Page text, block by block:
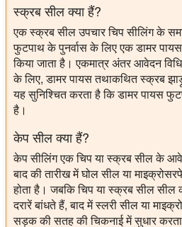
स्क्रब सील क्या हैं?
एक स्क्रब सील उपचार चिप सीलिंग के
फुटपाथ के पुनर्वास के लिए एक डामर
किया जाता है। एकमात्र अंतर आवेदन
के लिए, डामर पायस तथाकथित स्क्रब झाड़ू
यह सुनिश्चित करता है कि डामर पायस
है।
केप सील क्या हैं?
केप सीलिंग एक चिप या स्क्रब सील के
बाद की तारीख में घोल सील या
होता है। जबकि चिप या स्क्रब सील
दरारें बांधते हैं, बाद में स्लरी सील या
सड़क की सतह की चिकनाई में सुधार